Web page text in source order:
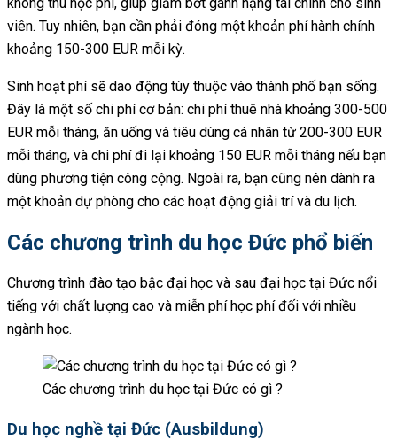
không thu học phí, giúp giảm bớt gánh nặng tài chính cho sinh
viên. Tuy nhiên, bạn cần phải đóng một khoản phí hành chính
khoảng 150-300 EUR mỗi kỳ.
Sinh hoạt phí sẽ dao động tùy thuộc vào thành phố bạn sống.
Đây là một số chi phí cơ bản: chi phí thuê nhà khoảng 300-500
EUR mỗi tháng, ăn uống và tiêu dùng cá nhân từ 200-300 EUR
mỗi tháng, và chi phí đi lại khoảng 150 EUR mỗi tháng nếu bạn
dùng phương tiện công cộng. Ngoài ra, bạn cũng nên dành ra
một khoản dự phòng cho các hoạt động giải trí và du lịch.
Các chương trình du học Đức phổ biến
Chương trình đào tạo bậc đại học và sau đại học tại Đức nổi
tiếng với chất lượng cao và miễn phí học phí đối với nhiều
ngành học.
Các chương trình du học tại Đức có gì ?
Du học nghề tại Đức (Ausbildung)